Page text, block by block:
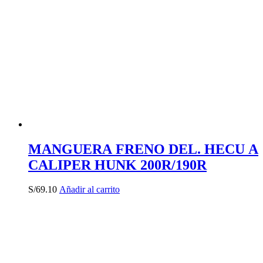
MANGUERA FRENO DEL. HECU A
CALIPER HUNK 200R/190R
S/69.10 Añadir al carrito